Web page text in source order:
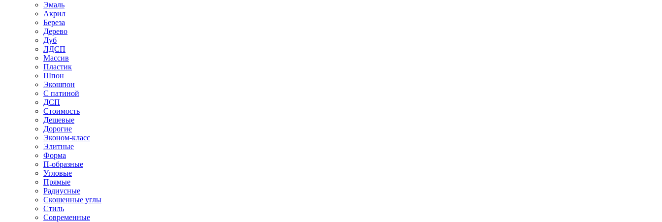
Эмаль
Акрил
Береза
Дерево
Дуб
ЛДСП
Массив
Пластик
Шпон
Экошпон
С патиной
ДСП
Стоимость
Дешевые
Дорогие
Эконом-класс
Элитные
Форма
П-образные
Угловые
Прямые
Радиусные
Скошенные углы
Стиль
Современные